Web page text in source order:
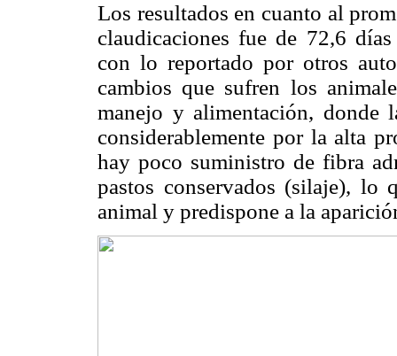
Los resultados en cuanto al
claudicaciones fue de 72,6
con lo reportado por otros
cambios que sufren los
manejo y alimentación, donde
considerablemente por la alta
hay poco suministro de fibra
pastos conservados (silaje), lo
animal y predispone a la